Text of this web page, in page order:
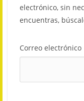
electrónico, sin
encuentras,
Correo electrónico